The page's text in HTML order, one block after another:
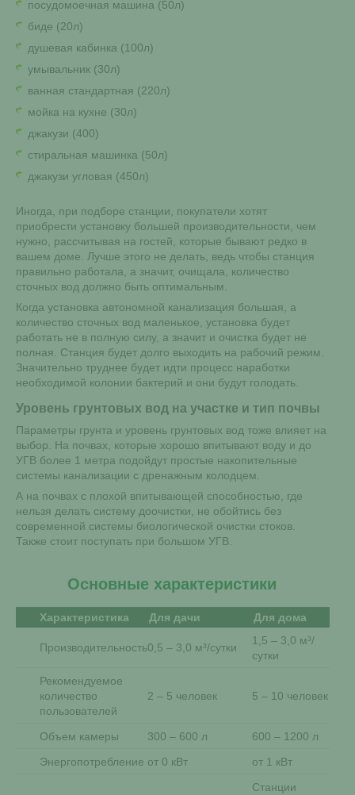
посудомоечная машина (50л)
биде (20л)
душевая кабинка (100л)
умывальник (30л)
ванная стандартная (220л)
мойка на кухне (30л)
джакузи (400)
стиральная машинка (50л)
джакузи угловая (450л)
Иногда, при подборе станции, покупатели хотят
приобрести установку большей производительности, чем
нужно, рассчитывая на гостей, которые бывают редко в
вашем доме. Лучше этого не делать, ведь чтобы станция
правильно работала, а значит, очищала, количество
сточных вод должно быть оптимальным.
Когда установка автономной канализация большая, а
количество сточных вод маленькое, установка будет
работать не в полную силу, а значит и очистка будет не
полная. Станция будет долго выходить на рабочий режим.
Значительно труднее будет идти процесс наработки
необходимой колонии бактерий и они будут голодать.
Уровень грунтовых вод на участке и тип почвы
Параметры грунта и уровень грунтовых вод тоже влияет на
выбор. На почвах, которые хорошо впитывают воду и до
УГВ более 1 метра подойдут простые накопительные
системы канализации с дренажным колодцем.
А на почвах с плохой впитывающей способностью, где
нельзя делать систему доочистки, не обойтись без
современной системы биологической очистки стоков.
Также стоит поступать при большом УГВ.
Основные характеристики
Характеристика Для дачи Для дома
Производительность0,5 – 3,0 м³/сутки
1,5 – 3,0 м³/
сутки
Рекомендуемое
количество
пользователей
2 – 5 человек 5 – 10 человек
Объем камеры 300 – 600 л
600 – 1200 л
Энергопотребление от 0 кВт от 1 кВт
Станции